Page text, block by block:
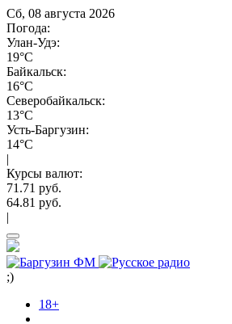
Сб, 08 августа 2026
Погода:
Улан-Удэ:
19°C
Байкальск:
16°C
Северобайкальск:
13°C
Усть-Баргузин:
14°C
|
Курсы валют:
71.71 руб.
64.81 руб.
|
;)
18+